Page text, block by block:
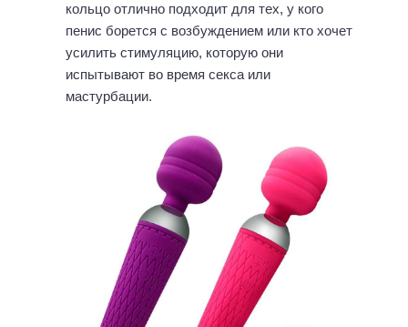
кольцо отлично подходит для тех, у кого
пенис борется с возбуждением или кто хочет
усилить стимуляцию, которую они
испытывают во время секса или
мастурбации.